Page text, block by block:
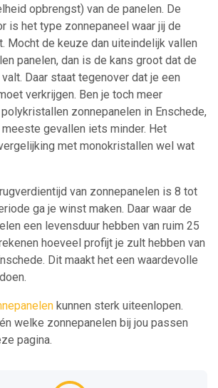
opbrengst) van de panelen. De
is het type zonnepaneel waar jij de
Mocht de keuze dan uiteindelijk vallen
panelen, dan is de kans groot dat de
Daar staat tegenover dat je een
verkrijgen. Ben je toch meer
zonnepanelen in Enschede,
gevallen iets minder. Het
met monokristallen wel wat
van zonnepanelen is 8 tot
ga je winst maken. Daar waar de
een levensduur hebben van ruim 25
hoeveel profijt je zult hebben van
Dit maakt het een waardevolle
kunnen sterk uiteenlopen.
welke zonnepanelen bij jou passen
pagina.